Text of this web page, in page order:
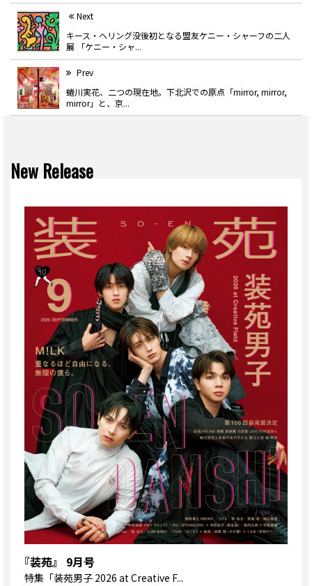
Next
キース・ヘリング没後初となる盟友ケニー・シャーフの二人
展 「ケニー・シャ...
Prev
蜷川実花、二つの現在地。下北沢での原点「mirror, mirror,
mirror」と、京...
New Release
『装苑』 9月号
特集 「装苑男子 2026 at Creative F...